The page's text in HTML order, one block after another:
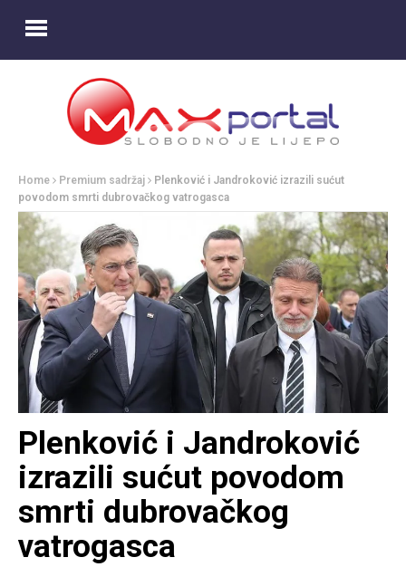
Home Premium sadržaj
Plenković i Jandroković izrazili sućut
povodom smrti dubrovačkog vatrogasca
Plenković i Jandroković
izrazili sućut povodom
smrti dubrovačkog
vatrogasca